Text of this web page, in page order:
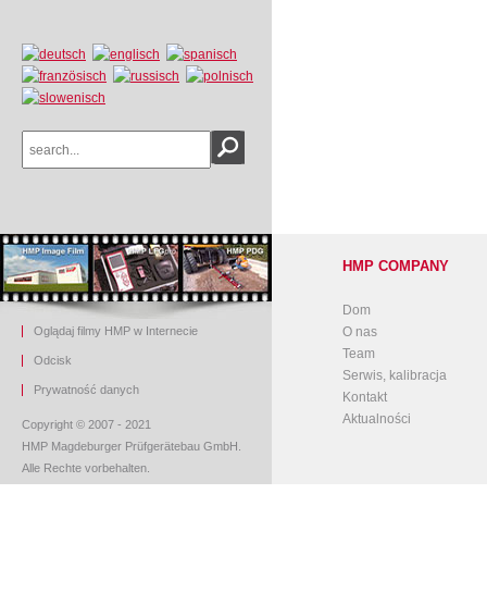
Oglądaj filmy HMP w Internecie
Odcisk
Prywatność danych
Copyright © 2007 - 2021
HMP Magdeburger Prüfgerätebau GmbH.
Alle Rechte vorbehalten.
HMP COMPANY
Dom
O nas
Team
Serwis, kalibracja
Kontakt
Aktualności